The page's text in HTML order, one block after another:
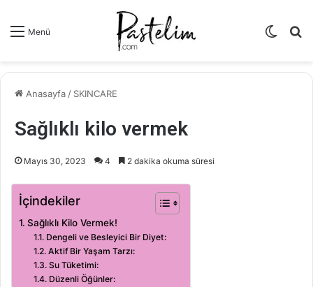
Menü
...
Dış
Anasayfa / SKINCARE
Sağlıklı kilo vermek
Mayıs 30, 2023 4 2 dakika okuma süresi
İçindekiler
Sağlıklı Kilo Vermek!
Dengeli ve Besleyici Bir Diyet:
Aktif Bir Yaşam Tarzı:
Su Tüketimi:
Düzenli Öğünler: